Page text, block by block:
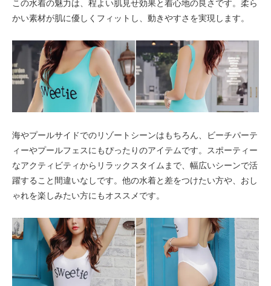
この水着の魅力は、程よい肌見せ効果と着心地の良さです。柔ら
かい素材が肌に優しくフィットし、動きやすさを実現します。
海やプールサイドでのリゾートシーンはもちろん、ビーチパーテ
ィーやプールフェスにもぴったりのアイテムです。スポーティー
なアクティビティからリラックスタイムまで、幅広いシーンで活
躍すること間違いなしです。他の水着と差をつけたい方や、おし
ゃれを楽しみたい方にもオススメです。